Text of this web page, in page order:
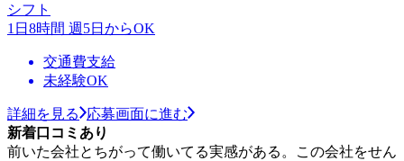
シフト
1日8時間 週5日からOK
交通費支給
未経験OK
詳細を見る
応募画面に進む
新着口コミあり
前いた会社とちがって働いてる実感がある。この会社をせん